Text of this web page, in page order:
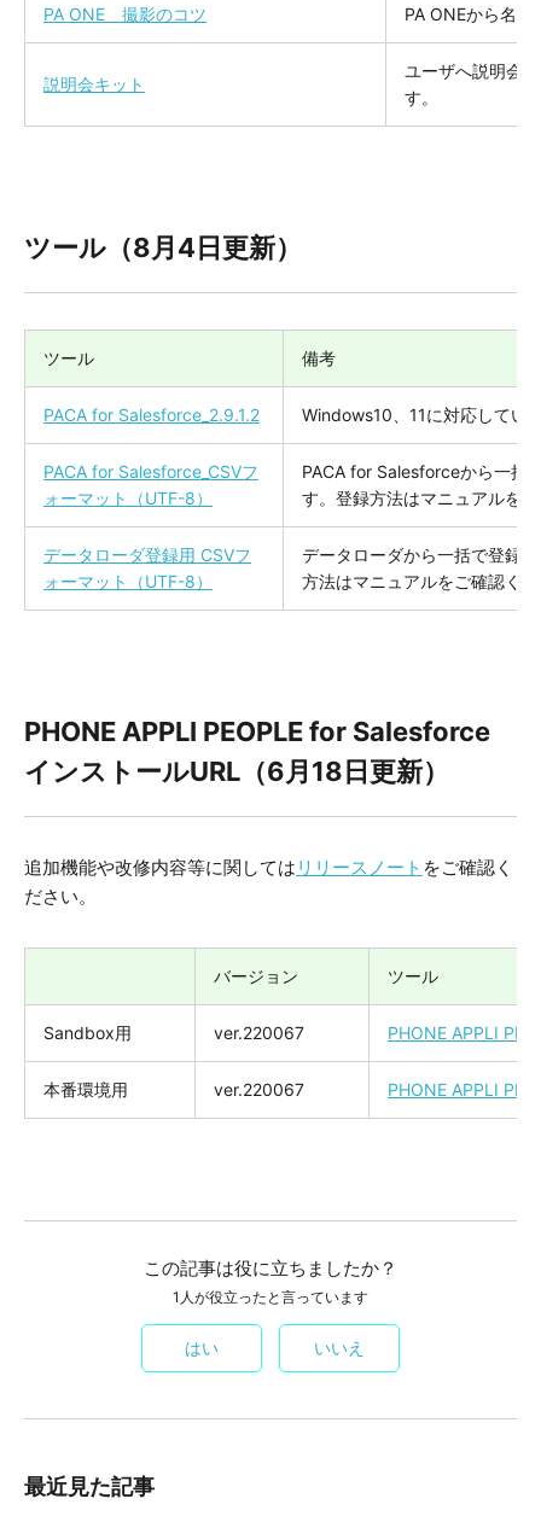
PA ONE 撮影のコツ PA ONEから名
説明会キット
ユーザへ説明会
す。
ツール（8月4日更新）
ツール 備考
PACA for Salesforce_2.9.1.2 Windows10、11に対応してい
PACA for Salesforce_CSVフ
ォーマット（UTF-8）
PACA for Salesforceから一括
す。登録方法はマニュアルを
データローダ登録用 CSVフ
ォーマット（UTF-8）
データローダから一括で登録
方法はマニュアルをご確認く
PHONE APPLI PEOPLE for Salesforce
インストールURL（6月18日更新）
追加機能や改修内容等に関しては リリースノート をご確認く
ださい。
バージョン ツール
Sandbox用 ver.220067 PHONE APPLI
本番環境用 ver.220067 PHONE APPLI
この記事は役に立ちましたか？
1人が役立ったと言っています
はい いいえ
最近見た記事